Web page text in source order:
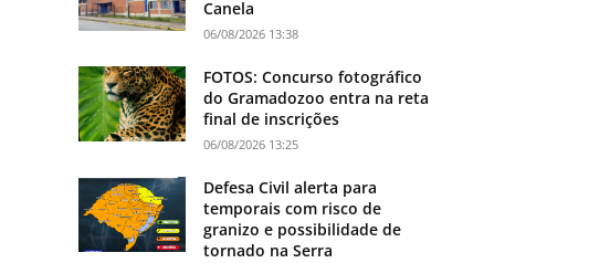
Canela
06/08/2026 13:38
FOTOS: Concurso fotográfico
do Gramadozoo entra na reta
final de inscrições
06/08/2026 13:25
Defesa Civil alerta para
temporais com risco de
granizo e possibilidade de
tornado na Serra